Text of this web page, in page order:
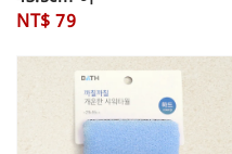
Regular
NT$ 79